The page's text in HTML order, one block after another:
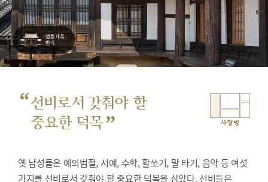
“선비로서 갖춰야 할
중요한 덕목” 사랑방
옛 남성들은 예의범절, 서예, 수학, 활쏘기, 말 타기, 음악 등 여섯
가지를 선비로서 갖춰야 할 중요한 덕목을 삼았다. 선비들은